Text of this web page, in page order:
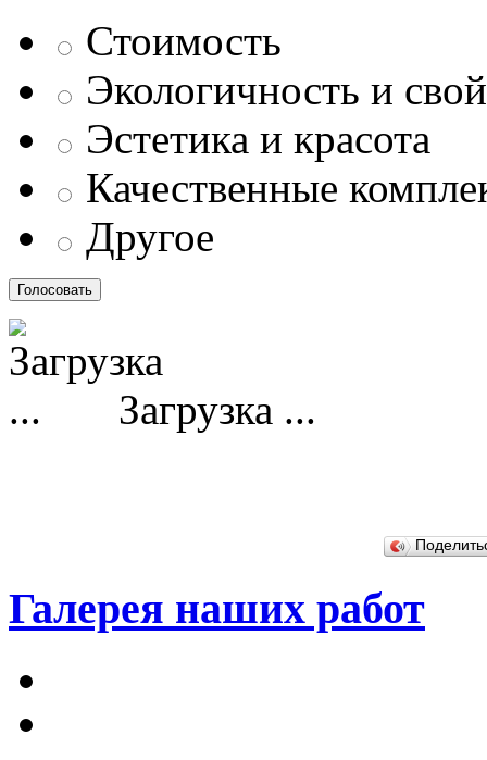
Стоимость
Экологичность и
Эстетика и красота
Качественные
Другое
Загрузка ...
Галерея наших работ